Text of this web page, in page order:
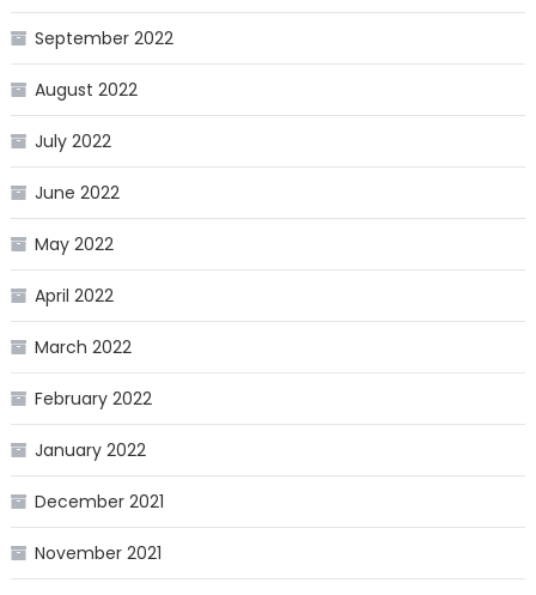
September 2022
August 2022
July 2022
June 2022
May 2022
April 2022
March 2022
February 2022
January 2022
December 2021
November 2021